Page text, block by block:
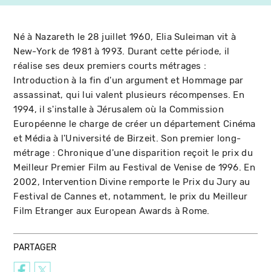
Né à Nazareth le 28 juillet 1960, Elia Suleiman vit à
New-York de 1981 à 1993. Durant cette période, il
réalise ses deux premiers courts métrages :
Introduction à la fin d'un argument et Hommage par
assassinat, qui lui valent plusieurs récompenses. En
1994, il s'installe à Jérusalem où la Commission
Européenne le charge de créer un département Cinéma
et Média à l'Université de Birzeit. Son premier long-
métrage : Chronique d'une disparition reçoit le prix du
Meilleur Premier Film au Festival de Venise de 1996. En
2002, Intervention Divine remporte le Prix du Jury au
Festival de Cannes et, notamment, le prix du Meilleur
Film Etranger aux European Awards à Rome.
PARTAGER